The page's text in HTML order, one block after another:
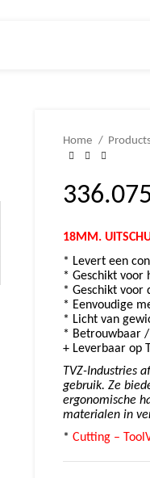
Home
18MM.
* Levert een
* Geschikt voor
* Geschikt voor
* Eenvoudige
* Licht van
* Betrouwbaar
+ Leverbaar op
TVZ-Industries
gebruik. Ze
ergonomische
materialen in
* Cutting –